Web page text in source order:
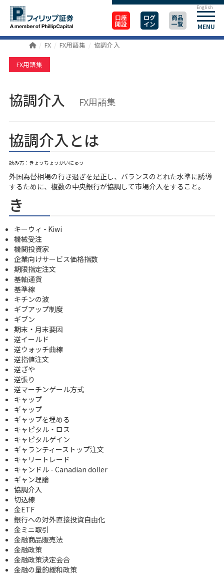
口座
開設
ログ
イン
商品
一覧 MENU
English
FX FX用語集 協調介入
FX用語集
協調介入 FX用語集
協調介入とは
読み方：きょうちょうかいにゅう
外国為替相場の行き過ぎを是正し、バランスのとれた水準に誘導
するために、複数の中央銀行が協調して市場介入をすること。
き
キーウィ - Kiwi
機械受注
機関投資家
企業向けサービス価格指数
期限指定注文
基軸通貨
基準線
キチンの波
ギブアップ制度
ギブン
期末・月末要因
逆イールド
逆ウォッチ曲線
逆指値注文
逆ざや
逆張り
逆マーチンゲール方式
キャップ
ギャップ
ギャップを埋める
キャピタル・ロス
キャピタルゲイン
ギャランティーストップ注文
キャリートレード
キャンドル - Canadian doller
ギャン理論
協調介入
切込線
金ETF
銀行への対外直接投資自由化
金ミニ取引
金融商品販売法
金融政策
金融政策決定会合
金融の量的緩和政策